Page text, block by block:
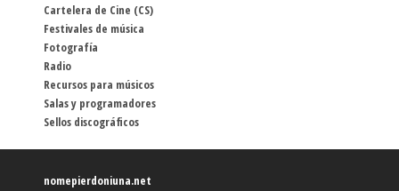
Cartelera de Cine (CS)
Festivales de música
Fotografía
Radio
Recursos para músicos
Salas y programadores
Sellos discográficos
nomepierdoniuna.net